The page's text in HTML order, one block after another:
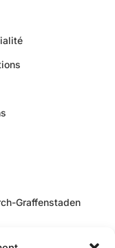
Graffenstaden